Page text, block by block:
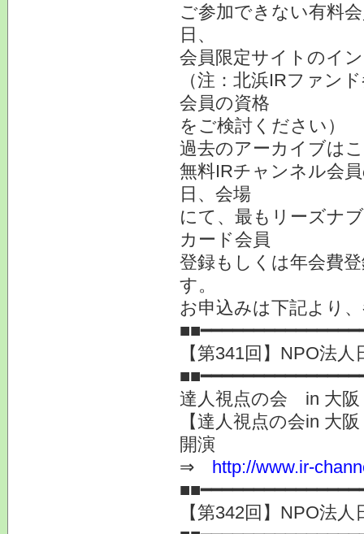
ご参加できない有料
日、
会員限定サイトのイ
（注：北浜IRファン
会員の資格
をご検討ください）
過去のアーカイブ
無料IRチャンネル会
日、会場
にて、最もリーズナ
カード会員
登録もしくは年会費
す。
お申込みは下記より
【第341回】NPO法
達人視点の会 in 大
【達人視点の会in
開演
⇒ http://www.ir-
【第342回】NPO法